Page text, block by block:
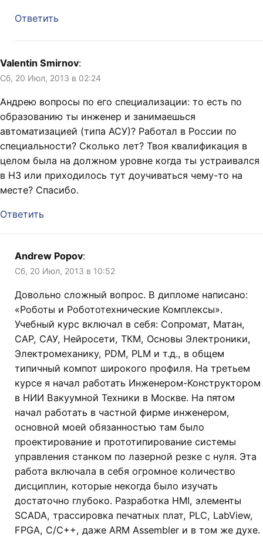
Ответить
Valentin Smirnov:
Сб, 20 Июл, 2013 в 02:24
Андрею вопросы по его специализации: то есть по
образованию ты инженер и занимаешься
автоматизацией (типа АСУ)? Работал в России по
специальности? Сколько лет? Твоя квалификация в
целом была на должном уровне когда ты устраивался
в НЗ или приходилось тут доучиваться чему-то на
месте? Спасибо.
Ответить
Andrew Popov:
Сб, 20 Июл, 2013 в 10:52
Довольно сложный вопрос. В дипломе написано:
«Роботы и Робототехнические Комплексы».
Учебный курс включал в себя: Сопромат, Матан,
САР, САУ, Нейросети, ТКМ, Основы Электроники,
Электромеханику, PDM, PLM и т.д., в общем
типичный компот широкого профиля. На третьем
курсе я начал работать Инженером-Конструктором
в НИИ Вакуумной Техники в Москве. На пятом
начал работать в частной фирме инженером,
основной моей обязанностью там было
проектирование и прототипирование системы
управления станком по лазерной резке с нуля. Эта
работа включала в себя огромное количество
дисциплин, которые некогда было изучать
достаточно глубоко. Разработка HMI, элементы
SCADA, трассировка печатных плат, PLC, LabView,
FPGA, C/C++, даже ARM Assembler и в том же духе.